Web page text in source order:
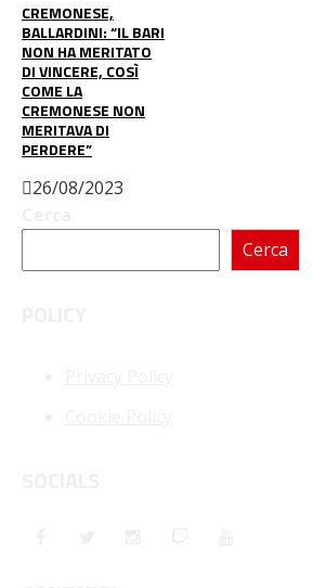
CREMONESE,
BALLARDINI: “IL BARI
NON HA MERITATO
DI VINCERE, COSÌ
COME LA
CREMONESE NON
MERITAVA DI
PERDERE”
26/08/2023
Cerca